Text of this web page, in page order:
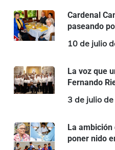
Cardenal
paseando
10 de julio
La voz que
Fernando
3 de julio
La
poner nido